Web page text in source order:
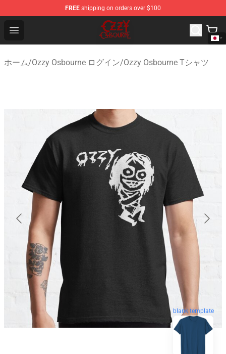
FREE shipping on orders over $100
Open menu
Ozzy Osbourne Store - Official Ozzy Osbourne
ホーム/Ozzy Osbourne ログイン/Ozzy Osbourne Tシャツ
blank template